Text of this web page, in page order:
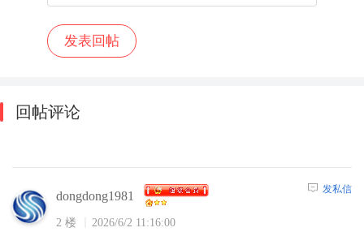
回帖评论
dongdong1981
2 楼 2026/6/2 11:16:00
发私信